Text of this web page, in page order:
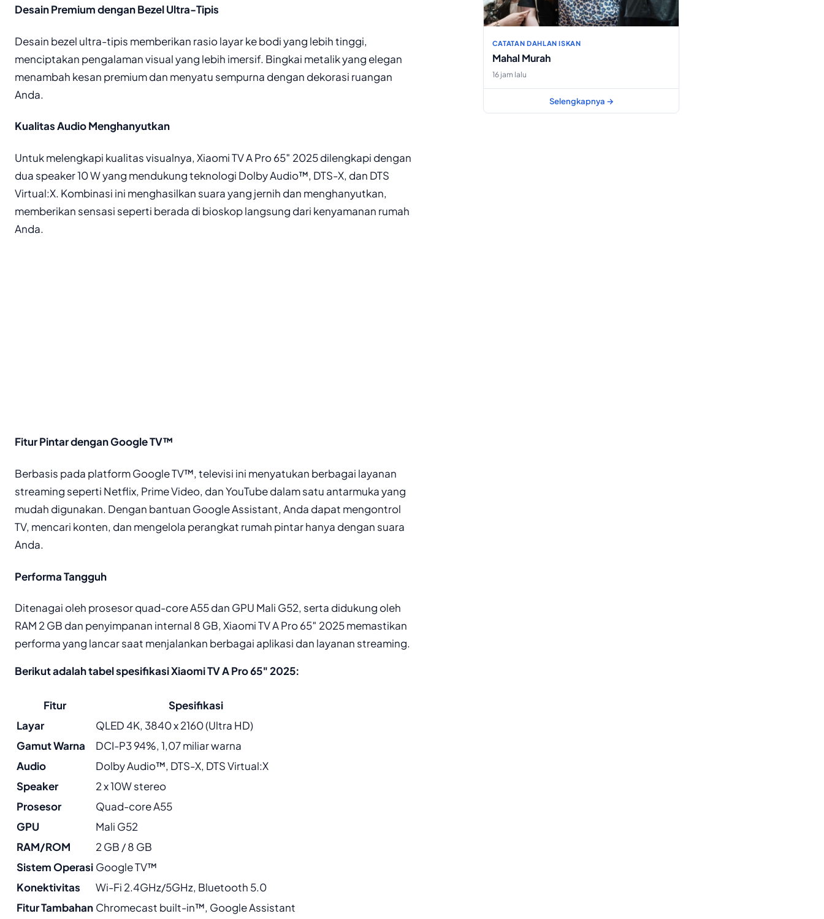
Desain Premium dengan Bezel Ultra-Tipis
Desain bezel ultra-tipis memberikan rasio layar ke bodi yang lebih tinggi,
menciptakan pengalaman visual yang lebih imersif. Bingkai metalik yang elegan
menambah kesan premium dan menyatu sempurna dengan dekorasi ruangan
Anda.
Kualitas Audio Menghanyutkan
Untuk melengkapi kualitas visualnya, Xiaomi TV A Pro 65″ 2025 dilengkapi dengan
dua speaker 10 W yang mendukung teknologi Dolby Audio™, DTS-X, dan DTS
Virtual:X. Kombinasi ini menghasilkan suara yang jernih dan menghanyutkan,
memberikan sensasi seperti berada di bioskop langsung dari kenyamanan rumah
Anda.
Fitur Pintar dengan Google TV™
Berbasis pada platform Google TV™, televisi ini menyatukan berbagai layanan
streaming seperti Netflix, Prime Video, dan YouTube dalam satu antarmuka yang
mudah digunakan. Dengan bantuan Google Assistant, Anda dapat mengontrol
TV, mencari konten, dan mengelola perangkat rumah pintar hanya dengan suara
Anda.
Performa Tangguh
Ditenagai oleh prosesor quad-core A55 dan GPU Mali G52, serta didukung oleh
RAM 2 GB dan penyimpanan internal 8 GB, Xiaomi TV A Pro 65″ 2025 memastikan
performa yang lancar saat menjalankan berbagai aplikasi dan layanan streaming.
Berikut adalah tabel spesifikasi Xiaomi TV A Pro 65″ 2025:
Fitur
Spesifikasi
Layar
QLED 4K, 3840 x 2160 (Ultra HD)
Gamut Warna
DCI-P3 94%, 1,07 miliar warna
Audio
Dolby Audio™, DTS-X, DTS Virtual:X
Speaker
2 x 10W stereo
Prosesor
Quad-core A55
GPU
Mali G52
RAM/ROM
2 GB / 8 GB
Sistem Operasi Google TV™
Konektivitas
Wi-Fi 2.4GHz/5GHz, Bluetooth 5.0
Fitur Tambahan Chromecast built-in™, Google Assistant
CATATAN DAHLAN ISKAN
Mahal Murah
16 jam lalu
Selengkapnya →